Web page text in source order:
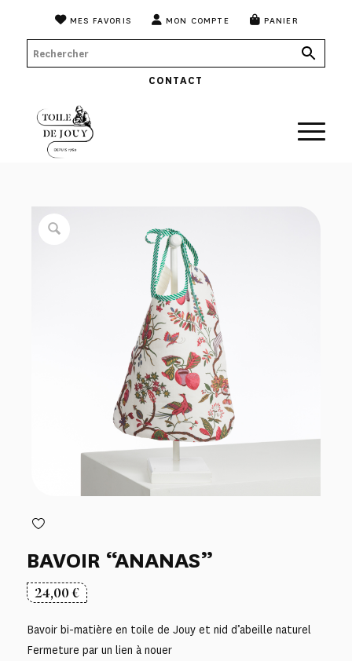
MES FAVORIS MON COMPTE PANIER
CONTACT
BAVOIR “ANANAS”
24,00€
Bavoir bi-matière en toile de Jouy et nid d’abeille naturel
Fermeture par un lien à nouer